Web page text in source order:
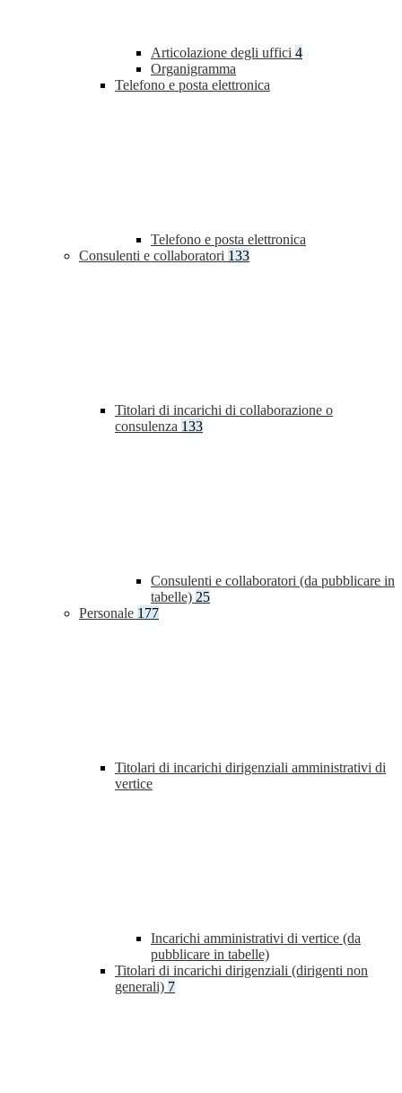
Articolazione degli uffici 4
Organigramma
Telefono e posta elettronica
Telefono e posta elettronica
Consulenti e collaboratori 133
Titolari di incarichi di collaborazione o
consulenza 133
Consulenti e collaboratori (da pubblicare in
tabelle) 25
Personale 177
Titolari di incarichi dirigenziali amministrativi di
vertice
Incarichi amministrativi di vertice (da
pubblicare in tabelle)
Titolari di incarichi dirigenziali (dirigenti non
generali) 7